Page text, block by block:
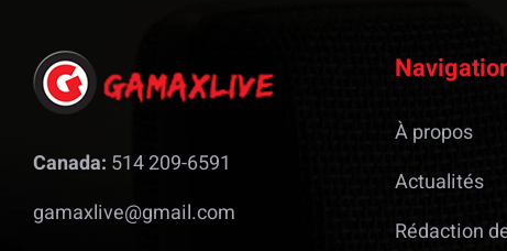
Canada: 514 209-6591
gamaxlive@gmail.com
À propos
Actualités
Rédaction